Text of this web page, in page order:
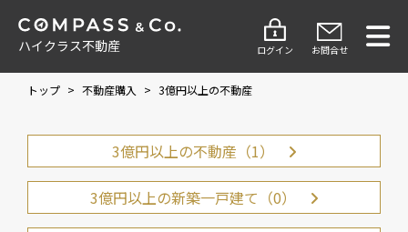
ハイクラス不動産 ログイン お問合せ
トップ > 不動産購入 > 3億円以上の不動産
3億円以上の不動産（1）
3億円以上の新築一戸建て（0）